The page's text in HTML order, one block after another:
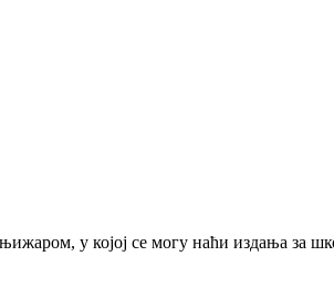
у којој се могу наћи издања за